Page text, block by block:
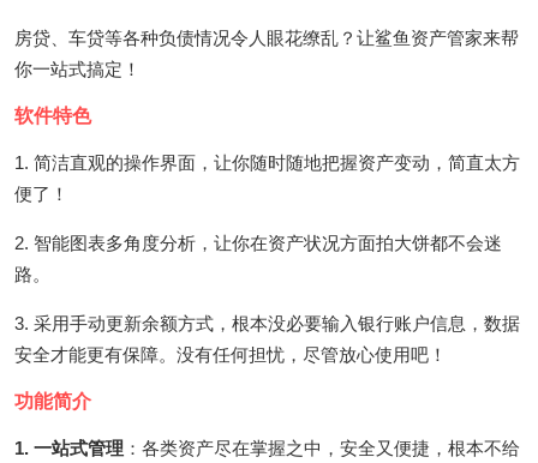
房贷、车贷等各种负债情况令人眼花缭乱？让鲨鱼资产管家来帮
你一站式搞定！
软件特色
1. 简洁直观的操作界面，让你随时随地把握资产变动，简直太方
便了！
2. 智能图表多角度分析，让你在资产状况方面拍大饼都不会迷
路。
3. 采用手动更新余额方式，根本没必要输入银行账户信息，数据
安全才能更有保障。没有任何担忧，尽管放心使用吧！
功能简介
1. 一站式管理 ：各类资产尽在掌握之中，安全又便捷，根本不给